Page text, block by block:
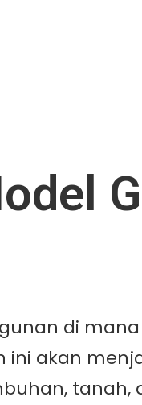
di
ini akan
tanah,